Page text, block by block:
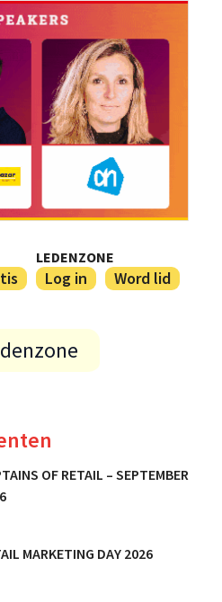
LEDENZONE
Log in Word lid
OF RETAIL – SEPTEMBER
MARKETING DAY 2026